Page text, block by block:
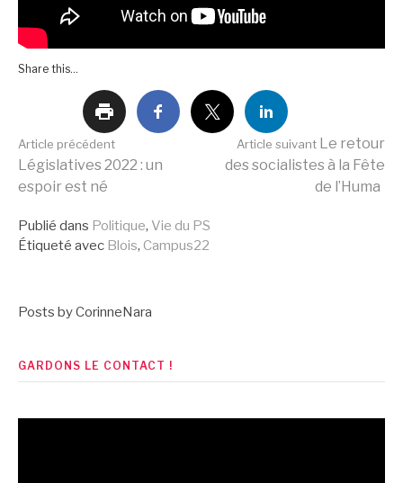
Share this...
Lire
la
Article précédent
Législatives 2022 : un
espoir est né
Article suivant Le retour
des socialistes à la Fête
de l’Huma
Publié dans Politique, Vie du PS
Étiqueté avec Blois, Campus22
Posts by CorinneNara
GARDONS LE CONTACT !